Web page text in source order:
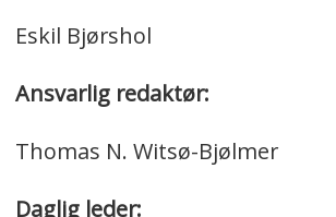
Eskil Bjørshol
Ansvarlig redaktør:
Thomas N. Witsø-Bjølmer
Daglig leder: